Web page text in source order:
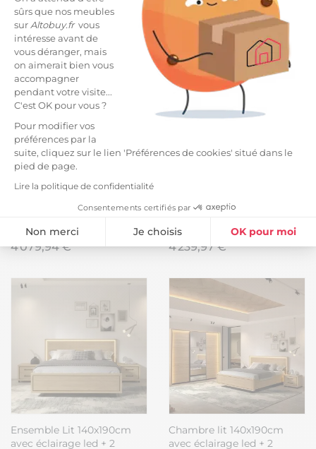
sûrs que nos meubles
sur Altobuy.frvous
intéresse avant de
vous déranger, mais
on aimerait bien vous
accompagner
pendant votre visite...
C'est OK pour vous ?
Pour modifier vos
préférences par la
suite, cliquez sur le lien 'Préférences de cookies' situé dans le
pied de page.
Lire la politique de confidentialité
Consentements certifiés par
Non merci Je choisis OK pour moi
Axeptio consent
Plateforme de Gestion du Consentement : Personnalisez vos
Notre plateforme vous permet d'adapter et de gérer vos
140x190cm + Armoire 2
Portes 217cm
4 049,94 €
140x200cm + Armoire 2
Portes 217cm
4 049,94 €
SIWA - Chambre Complète
160x200cm + Armoire 2
4 079,94 €
Chambre complète lit
140x190cm + tête de lit
avec chevet et leds +
commode + armoire
4 239,97 €
Ensemble Lit 140x190cm
avec éclairage led + 2
Chambre lit 140x190cm
avec éclairage led + 2